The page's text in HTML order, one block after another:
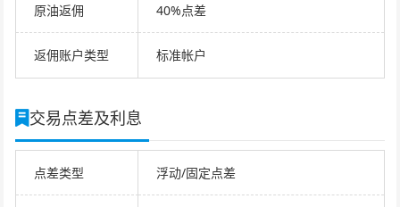
原油返佣 40%点差
返佣账户类型 标准帐户
交易点差及利息
点差类型 浮动/固定点差